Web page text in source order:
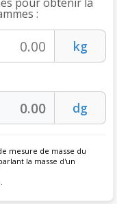
:
mesure de masse du
la masse d'un